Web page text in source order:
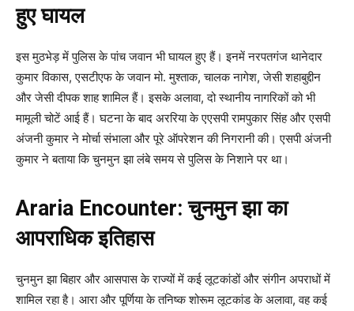
हुए घायल
इस मुठभेड़ में पुलिस के पांच जवान भी घायल हुए हैं। इनमें नरपतगंज थानेदार
कुमार विकास, एसटीएफ के जवान मो. मुश्ताक, चालक नागेश, जेसी शहाबुद्दीन
और जेसी दीपक शाह शामिल हैं। इसके अलावा, दो स्थानीय नागरिकों को भी
मामूली चोटें आई हैं। घटना के बाद अररिया के एएसपी रामपुकार सिंह और एसपी
अंजनी कुमार ने मोर्चा संभाला और पूरे ऑपरेशन की निगरानी की। एसपी अंजनी
कुमार ने बताया कि चुनमुन झा लंबे समय से पुलिस के निशाने पर था।
Araria Encounter: चुनमुन झा का
आपराधिक इतिहास
चुनमुन झा बिहार और आसपास के राज्यों में कई लूटकांडों और संगीन अपराधों में
शामिल रहा है। आरा और पूर्णिया के तनिष्क शोरूम लूटकांड के अलावा, वह कई